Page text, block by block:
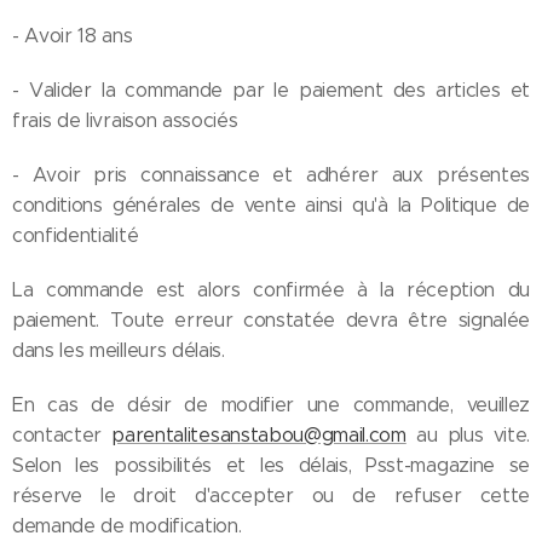
- Avoir 18 ans
- Valider la commande par le paiement des articles et
frais de livraison associés
- Avoir pris connaissance et adhérer aux présentes
conditions générales de vente ainsi qu'à la Politique de
confidentialité
La commande est alors confirmée à la réception du
paiement. Toute erreur constatée devra être signalée
dans les meilleurs délais.
En cas de désir de modifier une commande, veuillez
contacter parentalitesanstabou@gmail.com au plus vite.
Selon les possibilités et les délais, Psst-magazine se
réserve le droit d'accepter ou de refuser cette
demande de modification.